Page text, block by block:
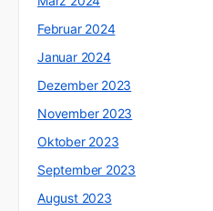
Februar 2024
Januar 2024
Dezember 2023
November 2023
Oktober 2023
September 2023
August 2023